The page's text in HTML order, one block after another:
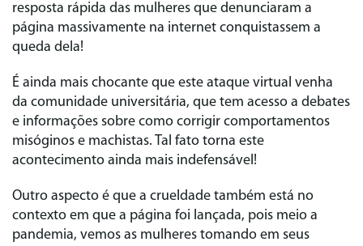
resposta rápida das mulheres que denunciaram a
página massivamente na internet conquistassem a
queda dela!
É ainda mais chocante que este ataque virtual venha
da comunidade universitária, que tem acesso a debates
e informações sobre como corrigir comportamentos
misóginos e machistas. Tal fato torna este
acontecimento ainda mais indefensável!
Outro aspecto é que a crueldade também está no
contexto em que a página foi lançada, pois meio a
pandemia, vemos as mulheres tomando em seus